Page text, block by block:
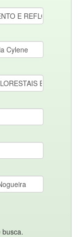
busca.